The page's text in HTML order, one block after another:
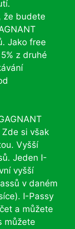
že budete
Jako free
z druhé
Zde si však
Vyšší
Jeden I-
vyšší
v daném
I-Passy
a můžete
můžete